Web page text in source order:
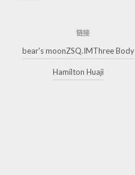
链接
bear's moonZSQ.IMThree Body
Hamilton Huaji